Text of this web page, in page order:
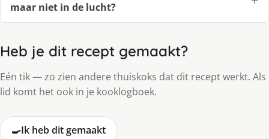
maar niet in de lucht?
Heb je dit recept gemaakt?
Eén tik — zo zien andere thuiskoks dat dit recept werkt. Als
lid komt het ook in je kooklogboek.
🍳Ik heb dit gemaakt